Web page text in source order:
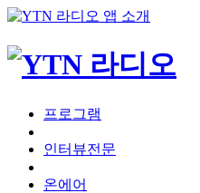
프로그램
인터뷰전문
온에어